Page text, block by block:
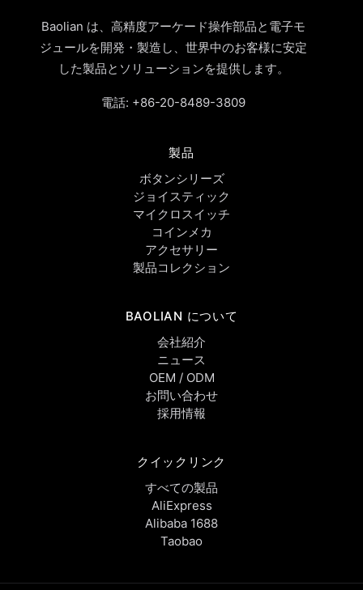
Baolian は、高精度アーケード操作部品と電子モ
ジュールを開発・製造し、世界中のお客様に安定
した製品とソリューションを提供します。
電話: +86-20-8489-3809
製品
ボタンシリーズ
ジョイスティック
マイクロスイッチ
コインメカ
アクセサリー
製品コレクション
BAOLIAN について
会社紹介
ニュース
OEM / ODM
お問い合わせ
採用情報
クイックリンク
すべての製品
AliExpress
Alibaba 1688
Taobao